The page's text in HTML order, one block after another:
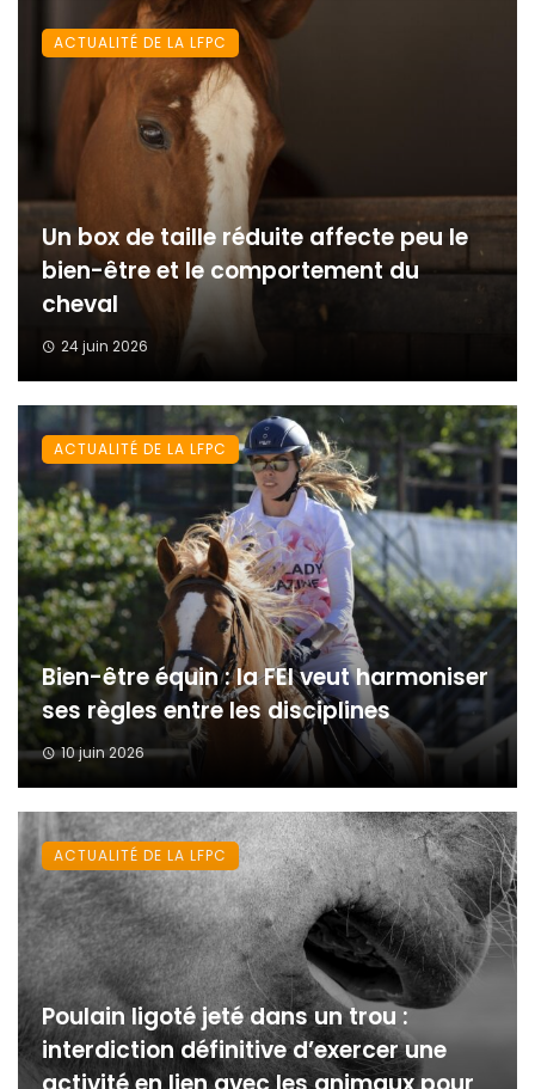
Un box de taille réduite affecte peu le
bien-être et le comportement du
cheval
24 juin 2026
ACTUALITÉ DE LA LFPC
Bien-être équin : la FEI veut harmoniser
ses règles entre les disciplines
10 juin 2026
ACTUALITÉ DE LA LFPC
Poulain ligoté jeté dans un trou :
interdiction définitive d’exercer une
ACTUALITÉ DE LA LFPC